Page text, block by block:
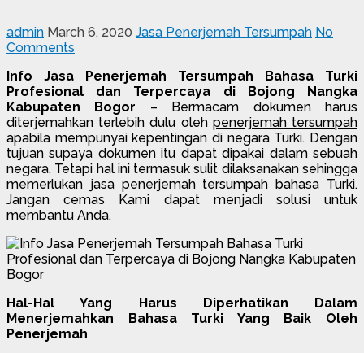
admin March 6, 2020 Jasa Penerjemah Tersumpah No
Comments
Info Jasa Penerjemah Tersumpah Bahasa Turki
Profesional dan Terpercaya di Bojong Nangka
Kabupaten Bogor – Bermacam dokumen harus
diterjemahkan terlebih dulu oleh penerjemah tersumpah
apabila mempunyai kepentingan di negara Turki. Dengan
tujuan supaya dokumen itu dapat dipakai dalam sebuah
negara. Tetapi hal ini termasuk sulit dilaksanakan sehingga
memerlukan jasa penerjemah tersumpah bahasa Turki.
Jangan cemas Kami dapat menjadi solusi untuk
membantu Anda.
Hal-Hal Yang Harus Diperhatikan Dalam
Menerjemahkan Bahasa Turki Yang Baik Oleh
Penerjemah